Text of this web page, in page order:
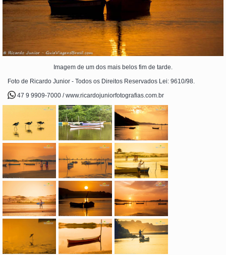
Imagem de um dos mais belos fim de tarde.
Foto de Ricardo Junior - Todos os Direitos Reservados Lei: 9610/98.
47 9 9909-7000 / www.ricardojuniorfotografias.com.br